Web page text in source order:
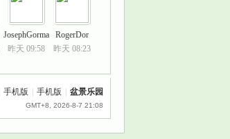
JosephGorma
昨天 09:58
RogerDor
昨天 08:23
手机版 手机版 盆景乐园
GMT+8, 2026-8-7 21:08